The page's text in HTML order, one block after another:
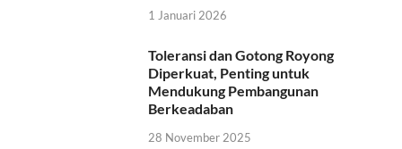
1 Januari 2026
Toleransi dan Gotong Royong
Diperkuat, Penting untuk
Mendukung Pembangunan
Berkeadaban
28 November 2025